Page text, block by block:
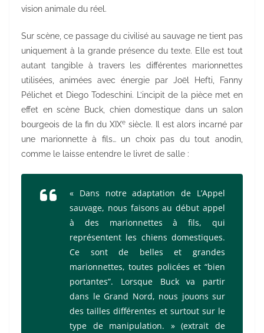
vision animale du réel.
Sur scène, ce passage du civilisé au sauvage ne tient pas
uniquement à la grande présence du texte. Elle est tout
autant tangible à travers les différentes marionnettes
utilisées, animées avec énergie par Joël Hefti, Fanny
Pélichet et Diego Todeschini. L’incipit de la pièce met en
effet en scène Buck, chien domestique dans un salon
bourgeois de la fin du XIXe siècle. Il est alors incarné par
une marionnette à fils… un choix pas du tout anodin,
comme le laisse entendre le livret de salle :
« Dans notre adaptation de L’Appel
sauvage, nous faisons au début appel
à des marionnettes à fils, qui
représentent les chiens domestiques.
Ce sont de belles et grandes
marionnettes, toutes policées et “bien
portantes”. Lorsque Buck va partir
dans le Grand Nord, nous jouons sur
des tailles différentes et surtout sur le
type de manipulation. »(extrait de